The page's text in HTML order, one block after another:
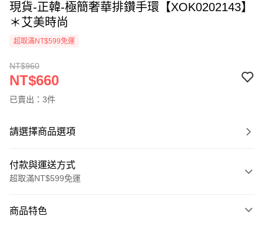
現貨-正韓-極簡奢華排鑽手環【XOK0202143】
＊艾美時尚
超取滿NT$599免運
NT$960
NT$660
已賣出：3件
請選擇商品選項
付款與運送方式
超取滿NT$599免運
信用卡一次付款
商品特色